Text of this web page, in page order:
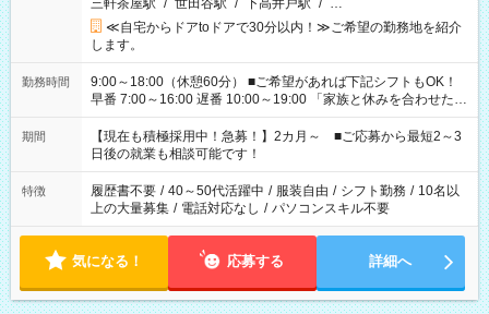
三軒茶屋駅 / 世田谷駅 / 下高井戸駅 / …
≪自宅からドアtoドアで30分以内！≫ご希望の勤務地を紹介
します。
勤務時間
9:00～18:00（休憩60分） ■ご希望があれば下記シフトもOK！
早番 7:00～16:00 遅番 10:00～19:00 「家族と休みを合わせた
い」 「余裕を持って夕飯の準備がしたい」 「できれば残業はし
たくない」 など、ご希望を教えてくださいね。 ※Wワーク希望
の方へ 今ご覧のお仕事で希望する勤務時間と、もう1つのお仕事
の勤務時間。 合計で週40時間を超える場合は応募できません。
期間
【現在も積極採用中！急募！】2カ月～ ■ご応募から最短2～3
日後の就業も相談可能です！
特徴 履歴書不要 / 40～50代活躍中 / 服装自由 / シフト勤務 / 10名以
上の大量募集 / 電話対応なし / パソコンスキル不要
気になる！ 応募する 詳細へ